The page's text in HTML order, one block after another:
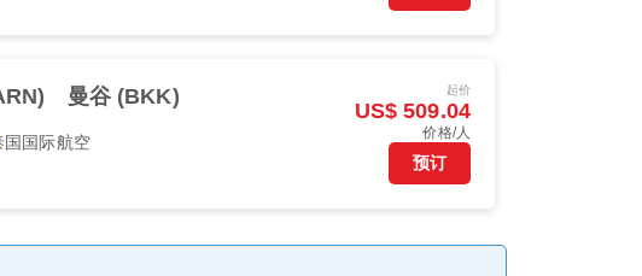
曼谷 (BKK)
国国际航空
起价
US$ 509.04
价格/人
预订